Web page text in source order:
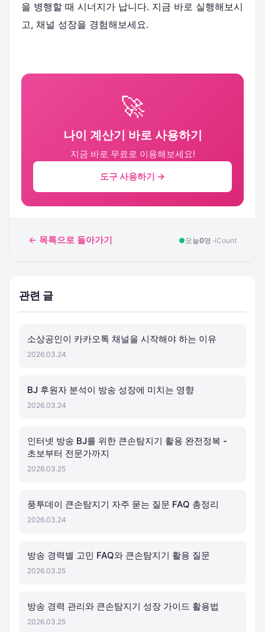
을 병행할 때 시너지가 납니다. 지금 바로 실행해보시
고, 채널 성장을 경험해보세요.
🚀
나이 계산기 바로 사용하기
지금 바로 무료로 이용해보세요!
도구 사용하기 →
← 목록으로 돌아가기 ● 오늘0명 ·iCount
관련 글
소상공인이 카카오톡 채널을 시작해야 하는 이유
2026.03.24
BJ 후원자 분석이 방송 성장에 미치는 영향
2026.03.24
인터넷 방송 BJ를 위한 큰손탐지기 활용 완전정복 -
초보부터 전문가까지
2026.03.25
풍투데이 큰손탐지기 자주 묻는 질문 FAQ 총정리
2026.03.24
방송 경력별 고민 FAQ와 큰손탐지기 활용 질문
2026.03.25
방송 경력 관리와 큰손탐지기 성장 가이드 활용법
2026.03.25